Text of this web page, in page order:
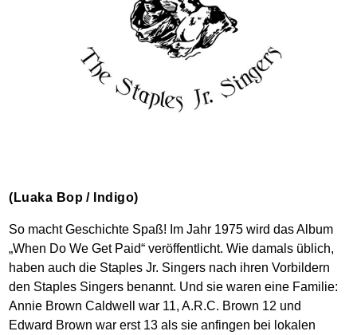
(Luaka Bop / Indigo)
So macht Geschichte Spaß! Im Jahr 1975 wird das Album
„When Do We Get Paid“ veröffentlicht. Wie damals üblich,
haben auch die Staples Jr. Singers nach ihren Vorbildern
den Staples Singers benannt. Und sie waren eine Familie:
Annie Brown Caldwell war 11, A.R.C. Brown 12 und
Edward Brown war erst 13 als sie anfingen bei lokalen